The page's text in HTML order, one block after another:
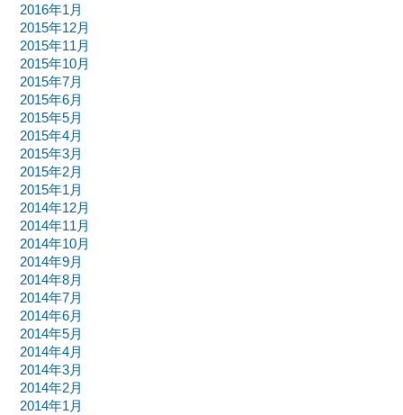
2016年1月
2015年12月
2015年11月
2015年10月
2015年7月
2015年6月
2015年5月
2015年4月
2015年3月
2015年2月
2015年1月
2014年12月
2014年11月
2014年10月
2014年9月
2014年8月
2014年7月
2014年6月
2014年5月
2014年4月
2014年3月
2014年2月
2014年1月